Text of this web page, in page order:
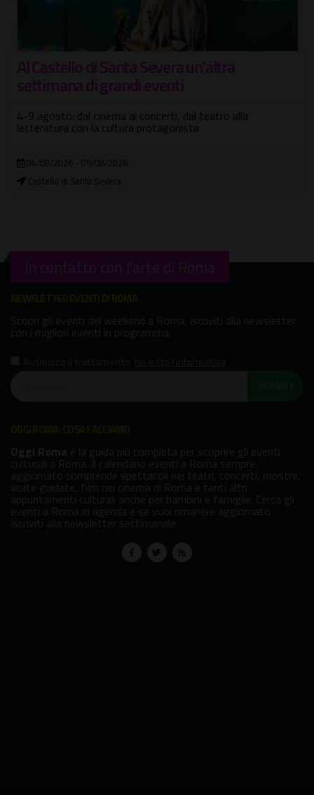
Al Castello di Santa Severa un'altra
settimana di grandi eventi
4-9 agosto: dal cinema ai concerti, dal teatro alla
letteratura con la cultura protagonista
04/08/2026 - 09/08/2026
Castello di Santa Severa
In contatto con l'arte di Roma